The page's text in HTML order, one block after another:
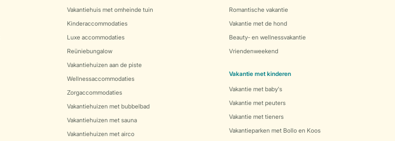
Vakantiehuis met omheinde tuin
Kinderaccommodaties
Luxe accommodaties
Reüniebungalow
Vakantiehuizen aan de piste
Wellnessaccommodaties
Zorgaccommodaties
Vakantiehuizen met bubbelbad
Vakantiehuizen met sauna
Vakantiehuizen met airco
Romantische vakantie
Vakantie met de hond
Beauty- en wellnessvakantie
Vriendenweekend
Vakantie met kinderen
Vakantie met baby's
Vakantie met peuters
Vakantie met tieners
Vakantieparken met Bollo en Koos